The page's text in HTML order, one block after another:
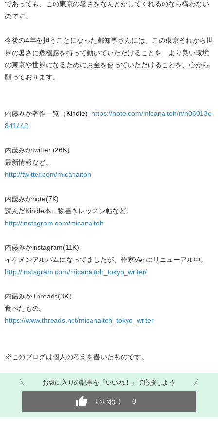
であっても、この東京の暑さをなんとかしてくれるのなら構わない
のです。
今後の4年を担うことになった都知事さんには、この東京それから世
界の暑さに危機感を持って動いていただけることを、より良い環境
の東京や世界になるためにお金を使っていただけることを、心から
願っております。
内藤みか著作一覧（Kindle)
https://note.com/micanaitoh/n/n06013e
841442
内藤みかtwitter (26K)
最新情報など。
http://twitter.com/micanaitoh
内藤みかnote(7K)
読んだKindle本、物書きレッスン帖など。
http://instagram.com/micanaitoh
内藤みかinstagram(11K)
イケメンアルバムになってましたが、作家Ver.にリニューアル中。
http://instagram.com/micanaitoh_tokyo_writer/
内藤みかThreads(3K）
食べたもの。
https://www.threads.net/micanaitoh_tokyo_writer
※このブログは個人の考えを書いたものです。
お気に入りの記事を「いいね！」で応援しよう
いいね！ 0